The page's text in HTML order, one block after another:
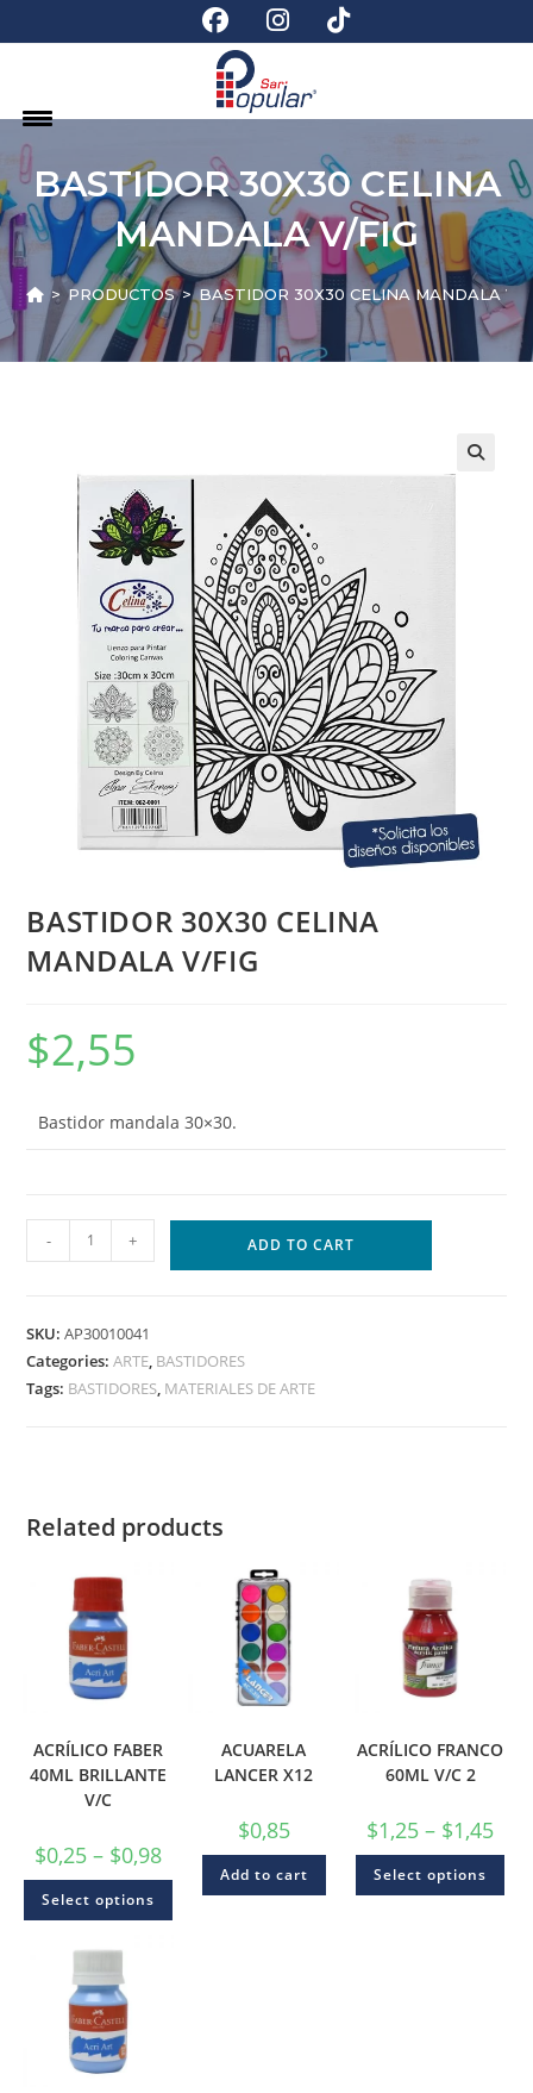
BASTIDOR 30X30 CELINA
MANDALA V/FIG
> PRODUCTOS > BASTIDOR 30X30 CELINA MANDALA V/
BASTIDOR 30X30 CELINA
MANDALA V/FIG
$2,55
Bastidor mandala 30×30.
- + ADD TO CART
SKU:AP30010041
Categories:ARTE, BASTIDORES
Tags: BASTIDORES, MATERIALES DE ARTE
Related products
ACRÍLICO FABER
40ML BRILLANTE
V/C
$0,25 – $0,98
Select options
ACUARELA
LANCER X12
$0,85
Add to cart
ACRÍLICO FRANCO
60ML V/C 2
$1,25 – $1,45
Select options